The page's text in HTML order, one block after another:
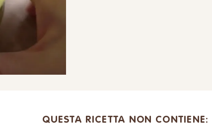
QUESTA RICETTA NON CONTIENE: